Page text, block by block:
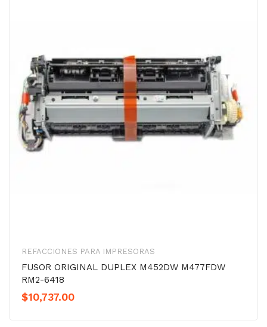
REFACCIONES PARA IMPRESORAS
FUSOR ORIGINAL DUPLEX M452DW M477FDW
RM2-6418
$10,737.00